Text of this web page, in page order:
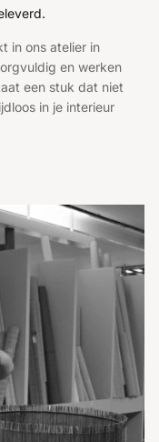
in ons atelier in
en werken
een stuk dat niet
in je interieur